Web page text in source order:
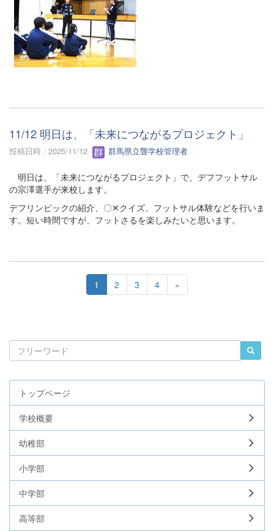
11/12 明日は、「未来につながるプロジェクト」
投稿日時 : 2025/11/12 群馬県立聾学校管理者
明日は、「未来につながるプロジェクト」で、デフフットサル
の宗澤選手が来校します。
デフリンピックの紹介、〇✕クイズ、フットサル体験などを行いま
す。短い時間ですが、フットさるを楽しみたいと思います。
1 2 3 4 »
トップページ
学校概要
幼稚部
小学部
中学部
高等部